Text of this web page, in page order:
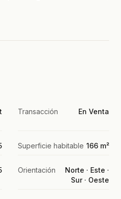
Transacción En Venta
Superficie habitable 166 m²
Orientación
Norte · Este ·
Sur · Oeste